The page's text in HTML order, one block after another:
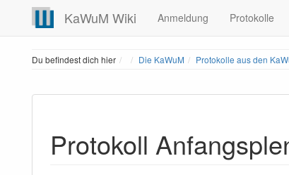
KaWuM Wiki Anmeldung Protokolle
Du befindest dich hier HomeDie KaWuM Protokolle aus den
Protokoll